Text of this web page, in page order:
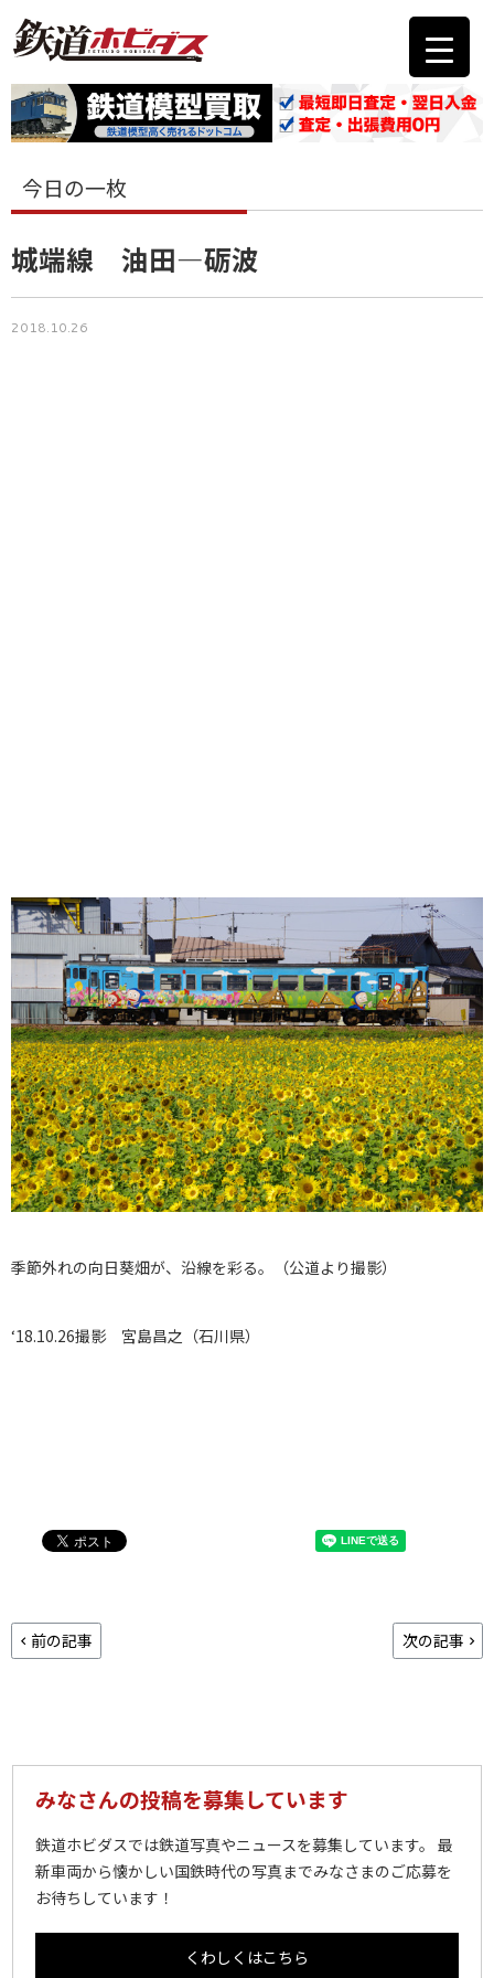
今日の一枚
城端線 油田―砺波
2018.10.26
季節外れの向日葵畑が、沿線を彩る。（公道より撮影）
‘18.10.26撮影 宮島昌之（石川県）
前の記事 次の記事
みなさんの投稿を募集しています
鉄道ホビダスでは鉄道写真やニュースを募集しています。 最
新車両から懐かしい国鉄時代の写真までみなさまのご応募を
お待ちしています！
くわしくはこちら